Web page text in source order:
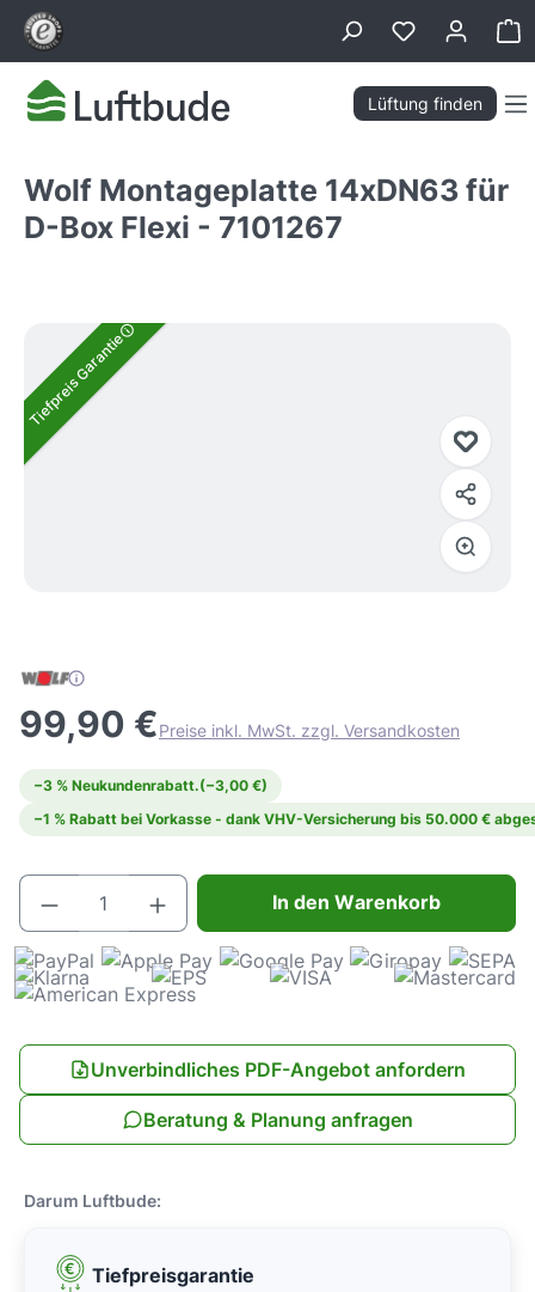
springen
Lüftung finden
Wolf Montageplatte 14xDN63 für
D-Box Flexi - 7101267
Bildergalerie überspringen
Tiefpreis Garantie
99,90 €Preise inkl. MwSt. zzgl. Versandkosten
−3 % Neukundenrabatt.(−3,00 €)
−1 % Rabatt bei Vorkasse - dank VHV-Versicherung bis 50.000 €
Produkt Anzahl: Gib den gewünschten
In den Warenkorb
Unverbindliches PDF-Angebot anfordern
Beratung & Planung anfragen
Darum Luftbude:
Tiefpreisgarantie